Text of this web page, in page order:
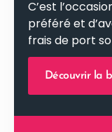
C’est
préféré et
frais de port
Découvrir la